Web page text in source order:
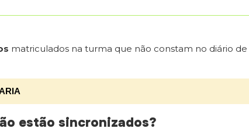
matriculados na turma que não constam no diário de
estão sincronizados?